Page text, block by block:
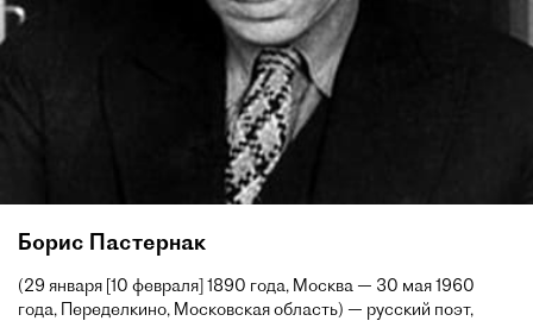
Борис Пастернак
(29 января [10 февраля] 1890 года, Москва — 30 мая 1960
года, Переделкино, Московская область) — русский поэт,